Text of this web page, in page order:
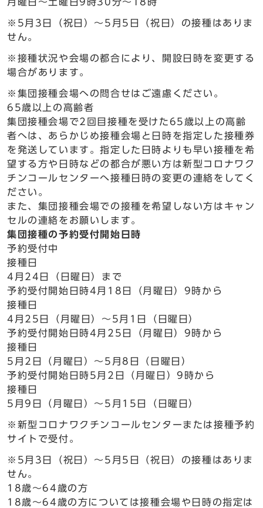
※5月3日（祝日）～5月5日（祝日）の接種はありま
せん。
※接種状況や会場の都合により、開設日時を変更する
場合があります。
※集団接種会場への問合せはご遠慮ください。
65歳以上の高齢者
集団接種会場で2回目接種を受けた65歳以上の高齢
者へは、あらかじめ接種会場と日時を指定した接種券
を発送しています。指定した日時よりも早い接種を希
望する方や日時などの都合が悪い方は新型コロナワク
チンコールセンターへ接種日時の変更の連絡をしてく
ださい。
また、集団接種会場での接種を希望しない方はキャン
セルの連絡をお願いします。
集団接種の予約受付開始日時
予約受付中
接種日
4月24日（日曜日）まで
予約受付開始日時4月18日（月曜日）9時から
接種日
4月25日（月曜日）～5月1日（日曜日）
予約受付開始日時4月25日（月曜日）9時から
接種日
5月2日（月曜日）～5月8日（日曜日）
予約受付開始日時5月2日（月曜日）9時から
接種日
5月9日（月曜日）～5月15日（日曜日）
※新型コロナワクチンコールセンターまたは接種予約
サイトで受付。
※5月3日（祝日）～5月5日（祝日）の接種はありま
せん。
18歳～64歳の方
18歳～64歳の方については接種会場や日時の指定は